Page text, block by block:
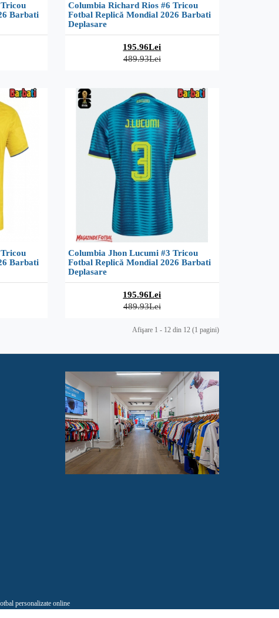
Barbati
Columbia Richard Rios #6 Tricou
Fotbal Replică Mondial 2026 Barbati
Deplasare
195.96Lei
489.93Lei
Barbati
Columbia Jhon Lucumi #3 Tricou
Fotbal Replică Mondial 2026 Barbati
Deplasare
195.96Lei
489.93Lei
Afişare 1 - 12 din 12 (1 pagini)
personalizate online